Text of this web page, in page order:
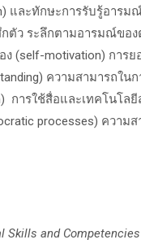
และทักษะการรับรู้อารม
กตัว ระลึกตามอารมณ์ของ
ง (self-motivation) การ
ความสามารถใน
การใช้สื่อและเทคโนโล
processes) ความส
Skills and